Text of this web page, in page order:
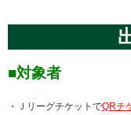
■対象者
・ＪリーグチケットでQRチ